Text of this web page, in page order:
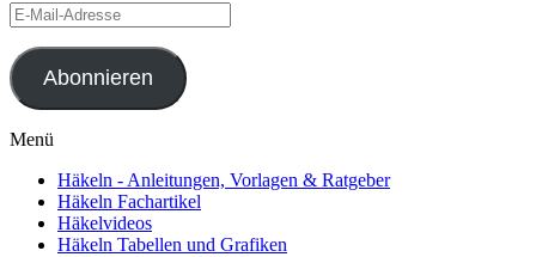
E-
Mail-
Adresse
Abonnieren
Menü
Häkeln - Anleitungen, Vorlagen & Ratgeber
Häkeln Fachartikel
Häkelvideos
Häkeln Tabellen und Grafiken